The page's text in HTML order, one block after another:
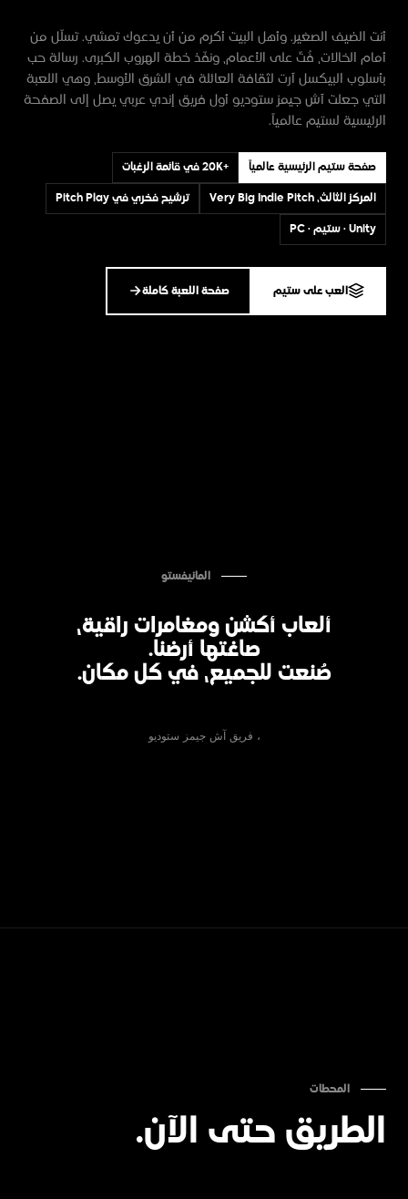
أنت الضيف الصغير. وأهل البيت أكرم من أن يدعوك تمشي. تسلّل من
أمام الخالات، فُتّ على الأعمام، ونفّذ خطة الهروب الكبرى. رسالة حب
بأسلوب البيكسل آرت لثقافة العائلة في الشرق الأوسط، وهي اللعبة
التي جعلت آش جيمز ستوديو أول فريق إندي عربي يصل إلى الصفحة
الرئيسية لستيم عالمياً.
صفحة ستيم الرئيسية عالمياً +20K في قائمة الرغبات
المركز الثالث، Very Big Indie Pitch ترشيح فخري في Pitch Play
Unity · ستيم · PC
العب على ستيم صفحة اللعبة كاملة
المانيفستو
ألعاب أكشن ومغامرات راقية،
صاغتها أرضنا.
صُنعت للجميع، في كل مكان.
، فريق آش جيمز ستوديو
المحطات
الطريق حتى الآن.